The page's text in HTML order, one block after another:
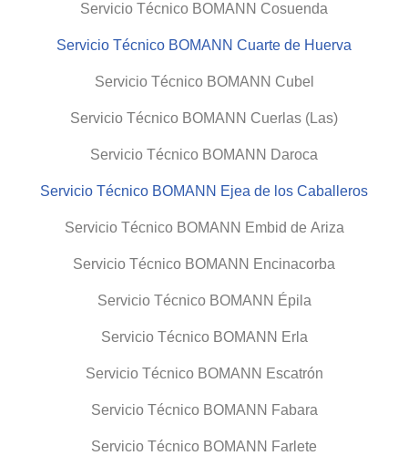
Servicio Técnico BOMANN Cosuenda
Servicio Técnico BOMANN Cuarte de Huerva
Servicio Técnico BOMANN Cubel
Servicio Técnico BOMANN Cuerlas (Las)
Servicio Técnico BOMANN Daroca
Servicio Técnico BOMANN Ejea de los Caballeros
Servicio Técnico BOMANN Embid de Ariza
Servicio Técnico BOMANN Encinacorba
Servicio Técnico BOMANN Épila
Servicio Técnico BOMANN Erla
Servicio Técnico BOMANN Escatrón
Servicio Técnico BOMANN Fabara
Servicio Técnico BOMANN Farlete